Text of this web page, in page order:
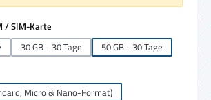
/ SIM-Karte
30 GB - 30 Tage
50 GB - 30 Tage
Micro & Nano-Format)